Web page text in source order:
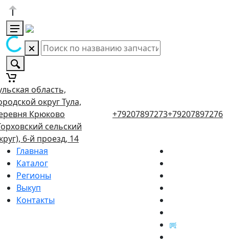
область,
округ Тула,
Крюково
сельский
6-й проезд, 14
+79207897273+79207897276
Главная
Каталог
Регионы
Выкуп
Контакты